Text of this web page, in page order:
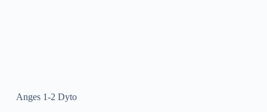
Anges 1-2 Dyto